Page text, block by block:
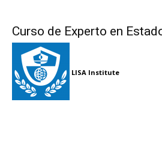
Curso de Experto en
LISA Institute